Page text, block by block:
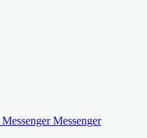
Messenger Messenger